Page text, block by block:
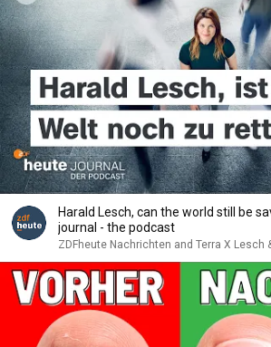
Harald Lesch, can the world still be
journal - the podcast
ZDFheute Nachrichten and Terra X Lesch